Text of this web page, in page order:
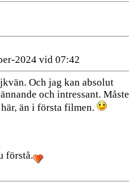
2024 vid 07:42
Och jag kan absolut
och intressant. Måste
än i första filmen.
förstå.